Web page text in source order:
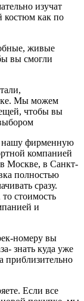
изучат
костюм как по
живые
вы смогли
Мы можем
чтобы вы
нашу фирменную
компанией
Москве, в Санкт-
полностью
сразу.
стоимость
и
номеру вы
знать куда уже
приблизительно
Если все